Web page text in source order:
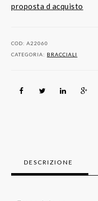
18kt
proposta d acquisto
COD:A22060
CATEGORIA: BRACCIALI
DESCRIZIONE